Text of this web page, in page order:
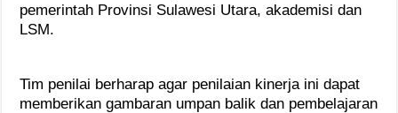
pemerintah Provinsi Sulawesi Utara, akademisi dan
LSM.
Tim penilai berharap agar penilaian kinerja ini dapat
memberikan gambaran umpan balik dan pembelajaran